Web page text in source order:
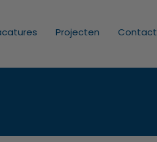
Projecten Contact